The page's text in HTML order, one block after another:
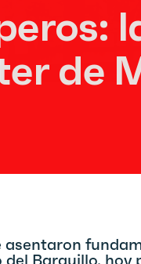
de
asentaron